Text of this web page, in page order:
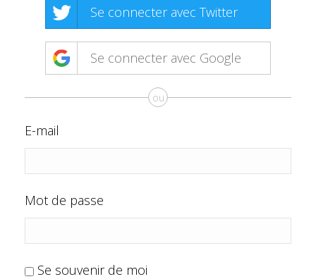
Se connecter avec Twitter
Se connecter avec Google
ou
E-mail
Mot de passe
Se souvenir de moi